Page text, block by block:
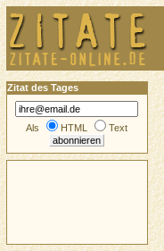
Zitat des Tages
Als HTML Text